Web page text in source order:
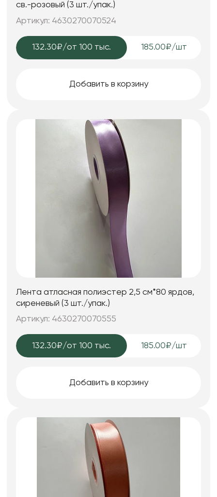
св.-розовый (3 шт./упак.)
Артикул: 4630270070524
132.30₽/от 100 тыс. 185.00₽/шт
Добавить в корзину
Лента атласная полиэстер 2,5 см*80 ярдов,
сиреневый (3 шт./упак.)
Артикул: 4630270070555
132.30₽/от 100 тыс. 185.00₽/шт
Добавить в корзину